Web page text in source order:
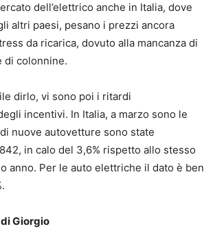
dell’elettrico anche in Italia, dove
altri paesi, pesano i prezzi ancora
da ricarica, dovuto alla mancanza di
di colonnine.
dirlo, vi sono poi i ritardi
incentivi. In Italia, a marzo sono le
nuove autovetture sono state
in calo del 3,6% rispetto allo stesso
anno. Per le auto elettriche il dato è ben
Giorgio